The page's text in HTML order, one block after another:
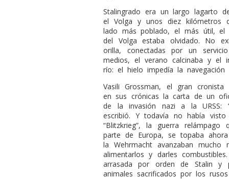
Stalingrado era un largo lagarto
el Volga y unos diez kilómetros
lado más poblado, el más útil,
del Volga estaba olvidado. No
orilla, conectadas por un
medios, el verano calcinaba y el
río: el hielo impedía la
Vasili Grossman, el gran
en sus crónicas la carta de un
de la invasión nazi a la URSS:
escribió. Y todavía no había
“Blitzkrieg”, la guerra
parte de Europa, se topaba
la Wehrmacht avanzaban
alimentarlos y darles
arrasada por orden de Stalin y
animales sacrificados por los